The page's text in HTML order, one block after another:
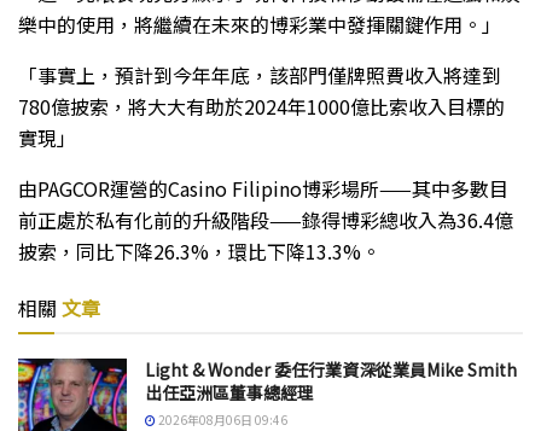
樂中的使用，將繼續在未來的博彩業中發揮關鍵作用。」
「事實上，預計到今年年底，該部門僅牌照費收入將達到
780億披索，將大大有助於2024年1000億比索收入目標的
實現」
由PAGCOR運營的Casino Filipino博彩場所——其中多數目
前正處於私有化前的升級階段——錄得博彩總收入為36.4億
披索，同比下降26.3%，環比下降13.3%。
相關 文章
Light & Wonder 委任行業資深從業員Mike Smith
出任亞洲區董事總經理
2026年08月06日 09:46